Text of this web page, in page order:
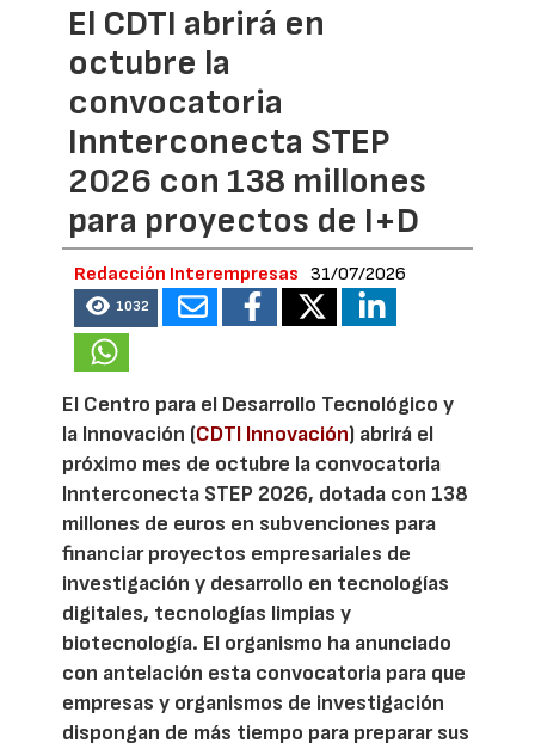
El CDTI abrirá en
octubre la
convocatoria
Innterconecta STEP
2026 con 138 millones
para proyectos de I+D
Redacción Interempresas 31/07/2026
1032
El Centro para el Desarrollo Tecnológico y
la Innovación (CDTI Innovación) abrirá el
próximo mes de octubre la convocatoria
Innterconecta STEP 2026, dotada con 138
millones de euros en subvenciones para
financiar proyectos empresariales de
investigación y desarrollo en tecnologías
digitales, tecnologías limpias y
biotecnología. El organismo ha anunciado
con antelación esta convocatoria para que
empresas y organismos de investigación
dispongan de más tiempo para preparar sus